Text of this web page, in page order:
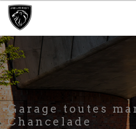
Garage toutes marques
Chancelade
Panneau de gestion des cookies